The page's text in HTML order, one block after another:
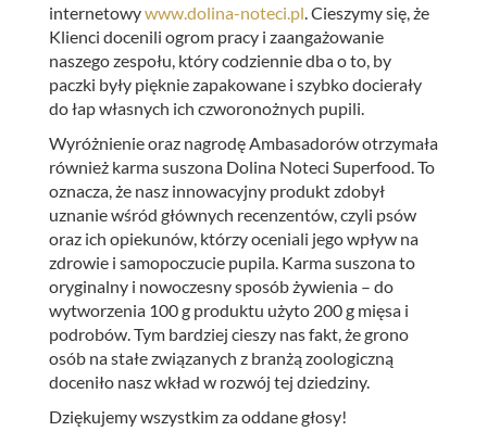
internetowywww.dolina-noteci.pl . Cieszymy się, że
Klienci docenili ogrom pracy i zaangażowanie
naszego zespołu, który codziennie dba o to, by
paczki były pięknie zapakowane i szybko docierały
do łap własnych ich czworonożnych pupili.
Wyróżnienie oraz nagrodę Ambasadorów otrzymała
również karma suszona Dolina Noteci Superfood. To
oznacza, że nasz innowacyjny produkt zdobył
uznanie wśród głównych recenzentów, czyli psów
oraz ich opiekunów, którzy oceniali jego wpływ na
zdrowie i samopoczucie pupila. Karma suszona to
oryginalny i nowoczesny sposób żywienia – do
wytworzenia 100 g produktu użyto 200 g mięsa i
podrobów. Tym bardziej cieszy nas fakt, że grono
osób na stałe związanych z branżą zoologiczną
doceniło nasz wkład w rozwój tej dziedziny.
Dziękujemy wszystkim za oddane głosy!